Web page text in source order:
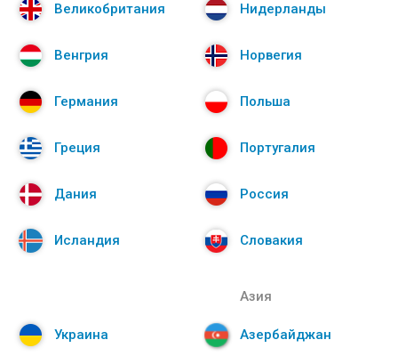
Великобритания
Венгрия
Германия
Греция
Дания
Исландия
Нидерланды
Норвегия
Польша
Португалия
Россия
Словакия
Украина
Азия
Азербайджан